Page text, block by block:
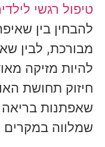
טיפול רגשי
להבחין בין
מבורכת, לבין
להיות מזיקה
חיזוק תחושת
שאפתנות בריאה
שמלווה במקרים